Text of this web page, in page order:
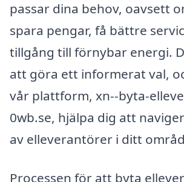
passar dina behov, oavsett
spara pengar, få bättre
tillgång till förnybar energi.
att göra ett informerat val,
vår plattform, xn--byta-
0wb.se, hjälpa dig att
av elleverantörer i ditt
Processen för att byta